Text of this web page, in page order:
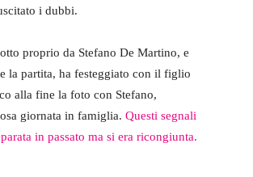
i dubbi.
proprio da Stefano De Martino, e
la partita, ha festeggiato con il figlio
alla fine la foto con Stefano,
giornata in famiglia. Questi segnali
in passato ma si era ricongiunta.